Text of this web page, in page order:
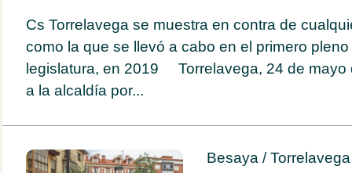
Cs Torrelavega se muestra en contra de
como la que se llevó a cabo en el primero
legislatura, en 2019 Torrelavega, 24 de mayo
a la alcaldía por...
Besaya /Torrelavega